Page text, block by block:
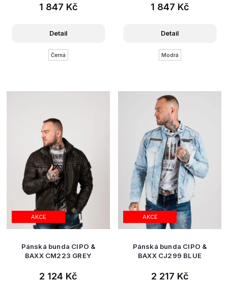
1 847 Kč
Detail
Černá
1 847 Kč
Detail
Modrá
AKCE
Pánská bunda CIPO &
BAXX CM223 GREY
2 124 Kč
AKCE
Pánská bunda CIPO &
BAXX CJ299 BLUE
2 217 Kč